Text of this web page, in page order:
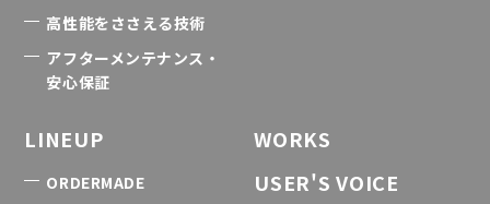
高性能をささえる技術
アフターメンテナンス・
安心保証
LINEUP
ORDERMADE
WORKS
USER'S VOICE